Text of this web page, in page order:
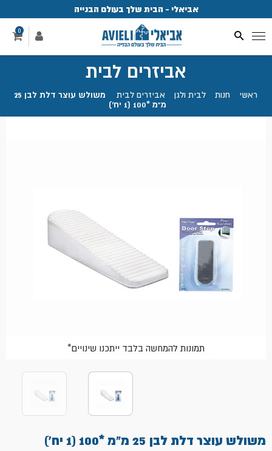
אביאלי - הבית שלך בעולם הבנייה
0
אביזרים לבית
ראשי חנות לבית ולגן אביזרים לבית
משולש עוצר דלת לבן 25
מ"מ *100 (1 יח')
משולש עוצר דלת לבן 25 מ"מ *100 (1 יח')
*תמונות להמחשה בלבד ייתכנו שינויים